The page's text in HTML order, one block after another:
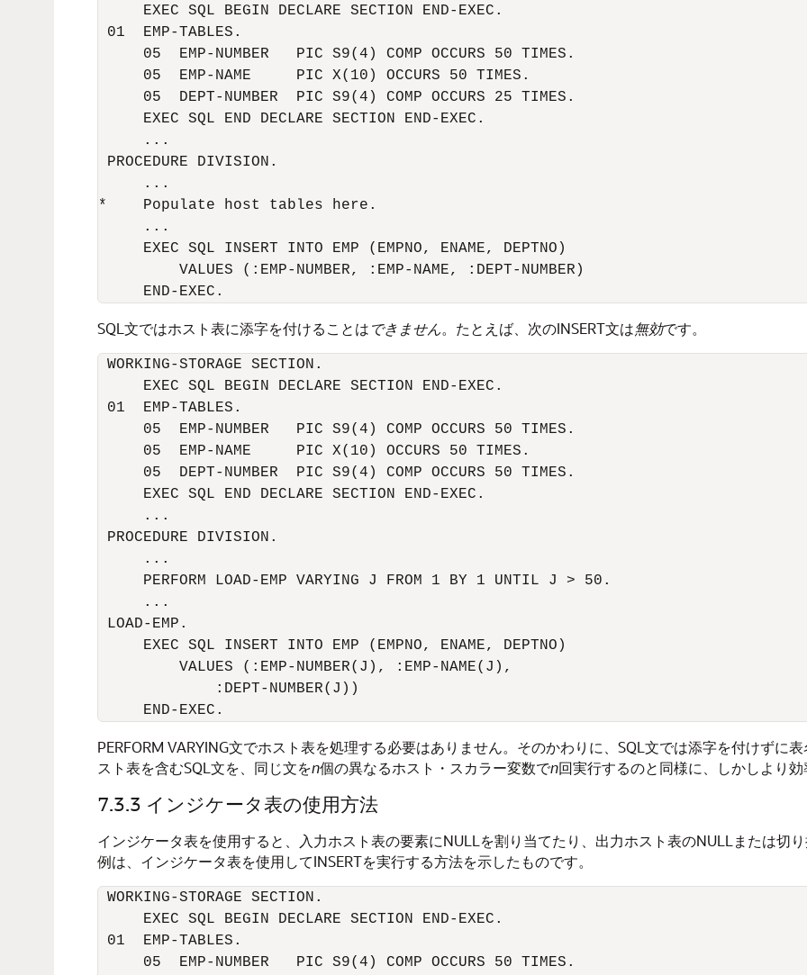
     EXEC SQL BEGIN DECLARE SECTION END-EXEC.
01  EMP-TABLES.
     05  EMP-NUMBER   PIC S9(4) COMP OCCURS 50 TIMES.
     05  EMP-NAME     PIC X(10) OCCURS 50 TIMES.
     05  DEPT-NUMBER  PIC S9(4) COMP OCCURS 25 TIMES.
     EXEC SQL END DECLARE SECTION END-EXEC.
     ...
PROCEDURE DIVISION.
     ...
*    Populate host tables here.
     ...
     EXEC SQL INSERT INTO EMP (EMPNO, ENAME, DEPTNO)
         VALUES (:EMP-NUMBER, :EMP-NAME, :DEPT-NUMBER)
     END-EXEC.
SQL文ではホスト表に添字を付けることはできません。たとえば、次のINSERT文は無効です。
WORKING-STORAGE SECTION.
     EXEC SQL BEGIN DECLARE SECTION END-EXEC.
01  EMP-TABLES.
     05  EMP-NUMBER   PIC S9(4) COMP OCCURS 50 TIMES.
     05  EMP-NAME     PIC X(10) OCCURS 50 TIMES.
     05  DEPT-NUMBER  PIC S9(4) COMP OCCURS 50 TIMES.
     EXEC SQL END DECLARE SECTION END-EXEC.
     ...
PROCEDURE DIVISION.
     ...
     PERFORM LOAD-EMP VARYING J FROM 1 BY 1 UNTIL J > 50.
     ...
LOAD-EMP.
     EXEC SQL INSERT INTO EMP (EMPNO, ENAME, DEPTNO)
         VALUES (:EMP-NUMBER(J), :EMP-NAME(J),
             :DEPT-NUMBER(J))
PERFORM VARYING文でホスト表を処理する必要はありません。そのかわりに、SQL文では添字を付けずに
スト表を含むSQL文を、同じ文をn個の異なるホスト・スカラー変数でn回実行するのと同様に、しかしより
7.3.3 インジケータ表の使用方法
インジケータ表を使用すると、入力ホスト表の要素にNULLを割り当てたり、出力ホスト表のNULLまたは切
例は、インジケータ表を使用してINSERTを実行する方法を示したものです。
WORKING-STORAGE SECTION.
     EXEC SQL BEGIN DECLARE SECTION END-EXEC.
01  EMP-TABLES.
     05  EMP-NUMBER   PIC S9(4) COMP OCCURS 50 TIMES.